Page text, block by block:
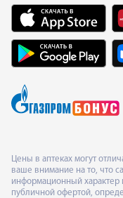
Цены в аптеках могут
ваше внимание на то, что
информационный характер
публичной офертой,